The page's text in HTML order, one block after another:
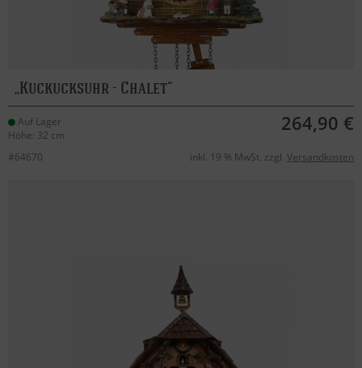
Kuckucksuhr - Chalet
Auf Lager
Höhe: 32 cm
264,90 €
#64670 inkl. 19 % MwSt. zzgl. Versandkosten